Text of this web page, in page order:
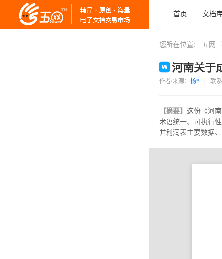
首页 文档
您所在位置: 五网
河南关于
作者/来源： 杨* 联
【摘要】 这份《河
术语统一、可执行
并利润表主要数据